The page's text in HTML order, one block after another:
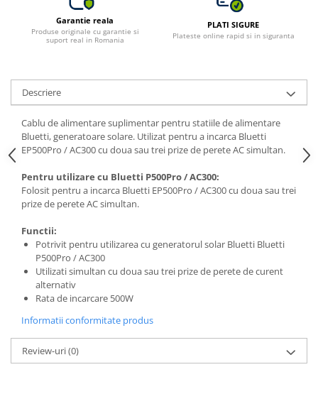
Garantie reala
Produse originale cu garantie si
suport real in Romania
PLATI SIGURE
Plateste online rapid si in siguranta
Descriere
Cablu de alimentare suplimentar pentru statiile de alimentare
Bluetti, generatoare solare. Utilizat pentru a incarca Bluetti
EP500Pro / AC300 cu doua sau trei prize de perete AC simultan.
Pentru utilizare cu Bluetti P500Pro / AC300:
Folosit pentru a incarca Bluetti EP500Pro / AC300 cu doua sau trei
prize de perete AC simultan.
Functii:
Potrivit pentru utilizarea cu generatorul solar Bluetti Bluetti
P500Pro / AC300
Utilizati simultan cu doua sau trei prize de perete de curent
alternativ
Rata de incarcare 500W
Informatii conformitate produs
Review-uri(0)